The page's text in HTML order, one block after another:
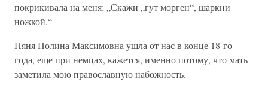
покрикивала на меня: „Скажи „гут морген“, шаркни
ножкой.“
Няня Полина Максимовна ушла от нас в конце 18-го
года, еще при немцах, кажется, именно потому, что мать
заметила мою православную набожность.